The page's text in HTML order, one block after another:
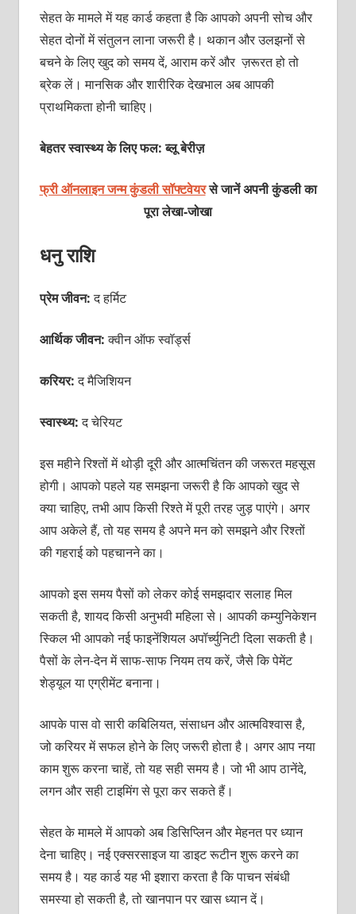
सेहत के मामले में यह कार्ड कहता है कि आपको अपनी सोच और
सेहत दोनों में संतुलन लाना जरूरी है। थकान और उलझनों से
बचने के लिए खुद को समय दें, आराम करें और ज़रूरत हो तो
ब्रेक लें। मानसिक और शारीरिक देखभाल अब आपकी
प्राथमिकता होनी चाहिए।
बेहतर स्वास्थ्य के लिए फल: ब्लू बेरीज़
फ्री ऑनलाइन जन्म कुंडली सॉफ्टवेयरसे जानें अपनी कुंडली का
पूरा लेखा-जोखा
धनु राशि
प्रेम जीवन:द हर्मिट
आर्थिक जीवन:क्वीन ऑफ स्वॉर्ड्स
करियर:द मैजिशियन
स्वास्थ्य:द चेरियट
इस महीने रिश्तों में थोड़ी दूरी और आत्मचिंतन की जरूरत महसूस
होगी। आपको पहले यह समझना जरूरी है कि आपको खुद से
क्या चाहिए, तभी आप किसी रिश्ते में पूरी तरह जुड़ पाएंगे। अगर
आप अकेले हैं, तो यह समय है अपने मन को समझने और रिश्तों
की गहराई को पहचानने का।
आपको इस समय पैसों को लेकर कोई समझदार सलाह मिल
सकती है, शायद किसी अनुभवी महिला से। आपकी कम्युनिकेशन
स्किल भी आपको नई फाइनेंशियल अपॉर्च्युनिटी दिला सकती है।
पैसों के लेन-देन में साफ-साफ नियम तय करें, जैसे कि पेमेंट
शेड्यूल या एग्रीमेंट बनाना।
आपके पास वो सारी कबिलियत, संसाधन और आत्मविश्वास है,
जो करियर में सफल होने के लिए जरूरी होता है। अगर आप नया
काम शुरू करना चाहें, तो यह सही समय है। जो भी आप ठानेंदे,
लगन और सही टाइमिंग से पूरा कर सकते हैं।
सेहत के मामले में आपको अब डिसिप्लिन और मेहनत पर ध्यान
देना चाहिए। नई एक्सरसाइज या डाइट रूटीन शुरू करने का
समय है। यह कार्ड यह भी इशारा करता है कि पाचन संबंधी
समस्या हो सकती है, तो खानपान पर खास ध्यान दें।